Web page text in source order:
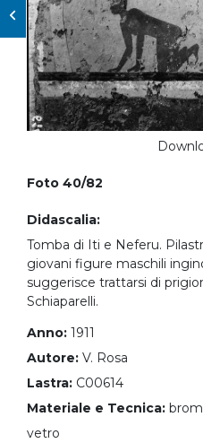
Foto 40/82
Didascalia:
Tomba di Iti e Neferu.
giovani figure maschili
suggerisce trattarsi di
Schiaparelli.
Anno: 1911
Autore: V. Rosa
Lastra: C00614
Materiale e Tecnica:
vetro